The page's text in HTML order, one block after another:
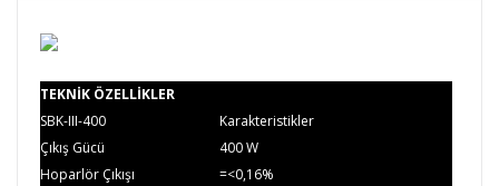
TEKNİK ÖZELLİKLER
SBK-III-400
Karakteristikler
Çıkış Gücü
400 W
Hoparlör Çıkışı
=<0,16%